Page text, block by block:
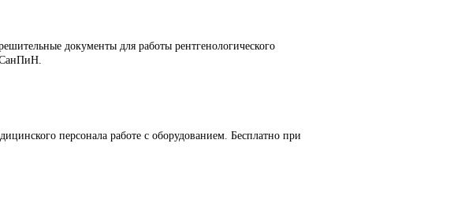
документы для работы рентгенологического
СанПиН.
персонала работе с оборудованием. Бесплатно при